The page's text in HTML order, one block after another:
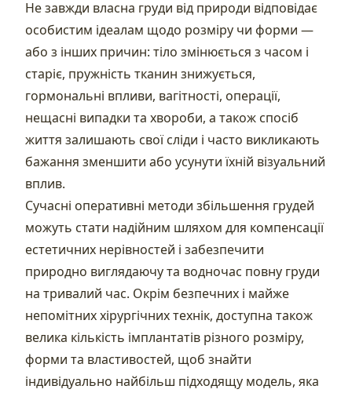
Не завжди власна груди від природи відповідає
особистим ідеалам щодо розміру чи форми —
або з інших причин: тіло змінюється з часом і
старіє, пружність тканин знижується,
гормональні впливи, вагітності, операції,
нещасні випадки та хвороби, а також спосіб
життя залишають свої сліди і часто викликають
бажання зменшити або усунути їхній візуальний
вплив.
Сучасні оперативні методи збільшення грудей
можуть стати надійним шляхом для компенсації
естетичних нерівностей і забезпечити
природно виглядаючу та водночас повну груди
на тривалий час. Окрім безпечних і майже
непомітних хірургічних технік, доступна також
велика кількість імплантатів різного розміру,
форми та властивостей, щоб знайти
індивідуально найбільш підходящу модель, яка